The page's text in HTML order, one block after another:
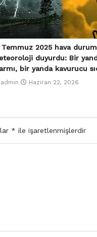
Temmuz 2025 hava
duyurdu: Bir
bir yanda kavurucu
Haziran 22, 2026
* ile işaretlenmişlerdir